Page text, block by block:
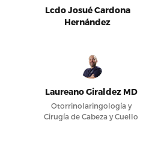
Lcdo Josué Cardona
Hernández
Laureano Giraldez MD
Otorrinolaringología y
Cirugía de Cabeza y Cuello